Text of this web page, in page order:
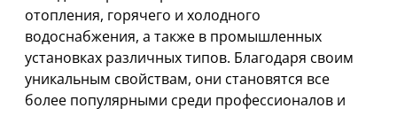
отопления, горячего и холодного
водоснабжения, а также в промышленных
установках различных типов. Благодаря своим
уникальным свойствам, они становятся все
более популярными среди профессионалов и